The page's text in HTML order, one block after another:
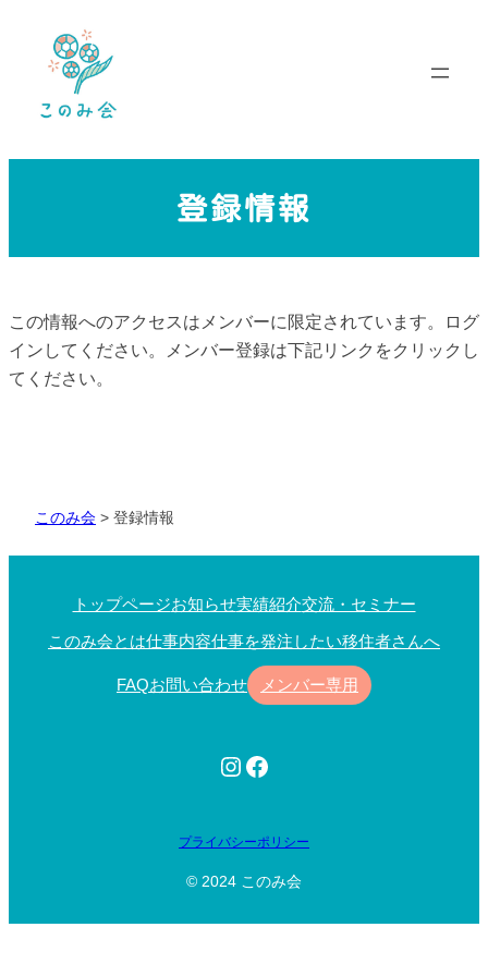
ッ
登録情報
この情報へのアクセスはメンバーに限定されています。ログ
インしてください。メンバー登録は下記リンクをクリックし
てください。
このみ会 > 登録情報
トップページお知らせ実績紹介交流・セミナー
このみ会とは仕事内容仕事を発注したい移住者さんへ
FAQお問い合わせ メンバー専用
Instagram
Facebook
プライバシーポリシー
© 2024 このみ会